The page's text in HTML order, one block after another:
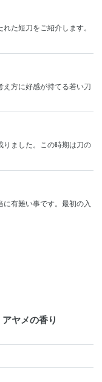
た短刀をご紹介します。
え方に好感が持てる若い刀
りました。この時期は刀の
有難い事です。最初の入
ヤメの香り